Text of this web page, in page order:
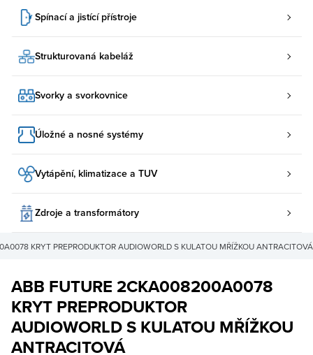
Spínací a jistící přístroje
Strukturovaná kabeláž
Svorky a svorkovnice
Úložné a nosné systémy
Vytápění, klimatizace a TUV
Zdroje a transformátory
KRYT PREPRODUKTOR AUDIOWORLD S KULATOU MŘÍŽKOU ANTRACITOVÁ
ABB FUTURE 2CKA008200A0078
KRYT PREPRODUKTOR
AUDIOWORLD S KULATOU MŘÍŽKOU
ANTRACITOVÁ